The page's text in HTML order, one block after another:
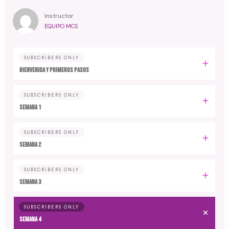
Instructor
EQUIPO MCS
SUBSCRIBERS ONLY
Bienvenida y primeros pasos
SUBSCRIBERS ONLY
Semana 1
SUBSCRIBERS ONLY
Semana 2
SUBSCRIBERS ONLY
Semana 3
SUBSCRIBERS ONLY
Semana 4